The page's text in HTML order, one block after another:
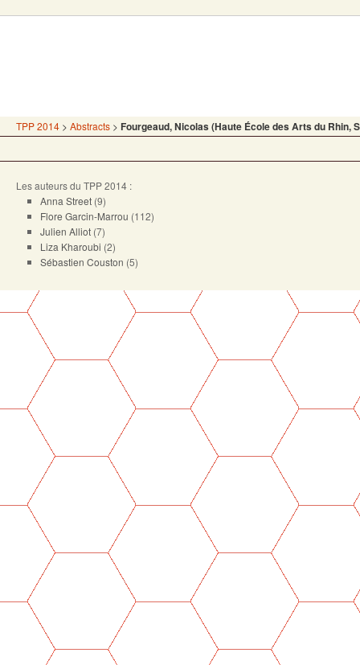
TPP 2014 > Abstracts > Fourgeaud, Nicolas (Haute École des Arts du Rhin,
Les auteurs du TPP 2014 :
Anna Street (9)
Flore Garcin-Marrou (112)
Julien Alliot (7)
Liza Kharoubi (2)
Sébastien Couston (5)